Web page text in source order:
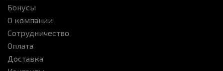
Бонусы
О компании
Сотрудничество
Оплата
Доставка